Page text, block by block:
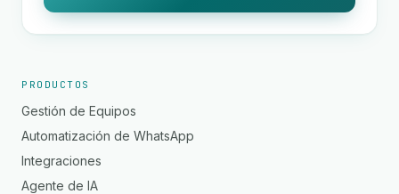
PRODUCTOS
Gestión de Equipos
Automatización de WhatsApp
Integraciones
Agente de IA